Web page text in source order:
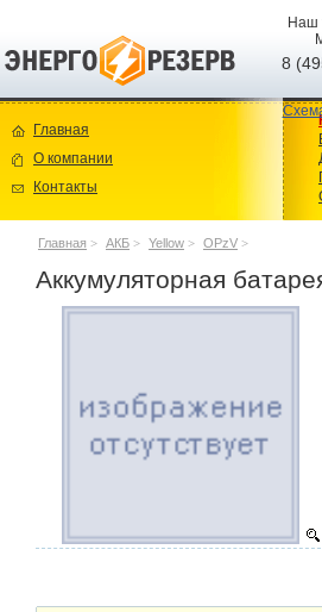
Наш
8
Главная
О компании
Контакты
Главная > АКБ > Yellow > OPzV >
Аккумуляторная